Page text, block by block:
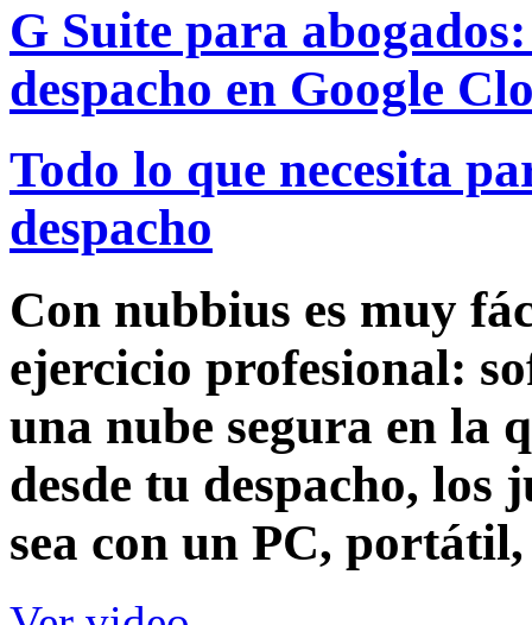
G Suite para
despacho en Google
Todo lo que necesita
despacho
Con nubbius es muy
ejercicio profesional:
una nube segura en la
desde tu despacho,
sea con un PC, portátil,